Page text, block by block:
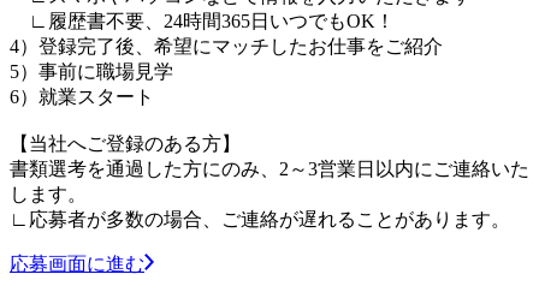
∟履歴書不要、24時間365日いつでもOK！
4）登録完了後、希望にマッチしたお仕事をご紹介
5）事前に職場見学
6）就業スタート
【当社へご登録のある方】
書類選考を通過した方にのみ、2～3営業日以内にご連絡いた
します。
∟応募者が多数の場合、ご連絡が遅れることがあります。
応募画面に進む